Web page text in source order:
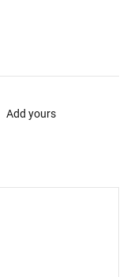
Add yours